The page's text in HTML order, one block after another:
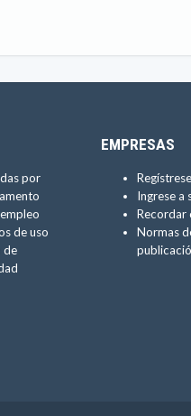
por
de uso
de
EMPRESAS
Regístrese
Ingrese a
Recordar
Normas